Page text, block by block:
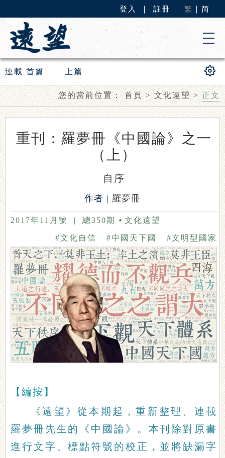
登入 註冊 繁 简
連載 首篇 | 上篇
您的當前位置：首頁>文化遠望>正文
重刊：羅夢冊《中國論》之一
（上）
自序
作者 | 羅夢冊
2017年11月號 | 總350期 文化遠望
#文明型國家
#中國天下國
#文化自信
【編按】
《遠望》從本期起，重新整理、連載
羅夢冊先生的《中國論》。本刊除對原書
進行文字、標點符號的校正，並將缺漏字